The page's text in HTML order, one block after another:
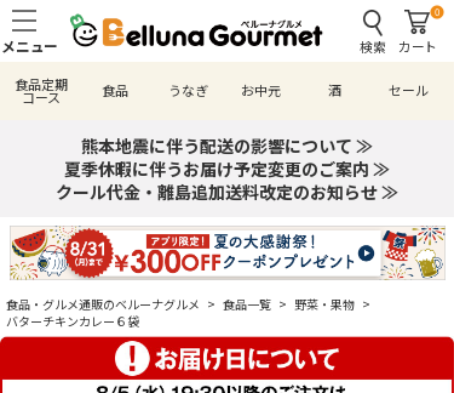
検索
0
カート
食品定期
コース 食品 うなぎ お中元 酒 セール
熊本地震に伴う配送の影響について ≫
夏季休暇に伴うお届け予定変更のご案内 ≫
クール代金・離島追加送料改定のお知らせ ≫
食品・グルメ通販のベルーナグルメ > 食品一覧 > 野菜・果物 >
バターチキンカレー６袋